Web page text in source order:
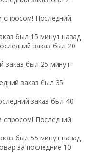
Последний
был 15 минут назад
заказ был 20
заказ был 25 минут
заказ был 35
заказ был 40
Последний
был 55 минут назад
за последние 10